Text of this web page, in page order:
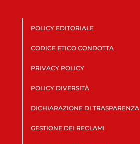
POLICY EDITORIALE
CODICE ETICO CONDOTTA
PRIVACY POLICY
POLICY DIVERSITÀ
DICHIARAZIONE DI TRASPARENZA
GESTIONE DEI RECLAMI